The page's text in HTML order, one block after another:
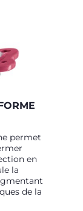
permet
en
la
de la